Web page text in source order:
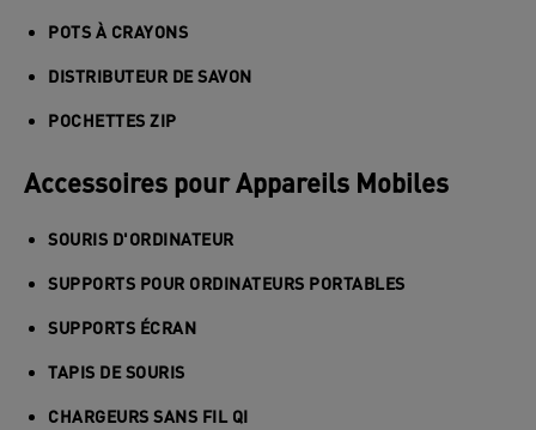
POTS À CRAYONS
DISTRIBUTEUR DE SAVON
POCHETTES ZIP
Accessoires pour Appareils Mobiles
SOURIS D'ORDINATEUR
SUPPORTS POUR ORDINATEURS PORTABLES
SUPPORTS ÉCRAN
TAPIS DE SOURIS
CHARGEURS SANS FIL QI